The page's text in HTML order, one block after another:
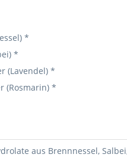
*
*
(Lavendel) *
(Rosmarin) *
aus Brennnessel,